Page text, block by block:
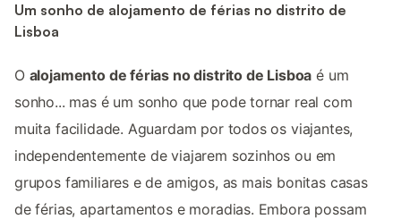
Um sonho de alojamento de férias no distrito de
Lisboa
O alojamento de férias no distrito de Lisboa é um
sonho... mas é um sonho que pode tornar real com
muita facilidade. Aguardam por todos os viajantes,
independentemente de viajarem sozinhos ou em
grupos familiares e de amigos, as mais bonitas casas
de férias, apartamentos e moradias. Embora possam